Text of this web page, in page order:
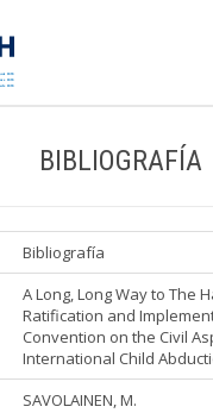
BIBLIOGRAFÍA
Bibliografía
A Long, Long Way to The
Ratification and
Convention on the Civil
International Child
SAVOLAINEN, M.